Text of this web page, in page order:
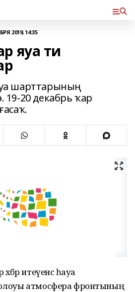
2019, 14:35
яуа ти
шарттарының
19-20 декабрь ҡар
итеүенсә һауа
атмосфера фронтының